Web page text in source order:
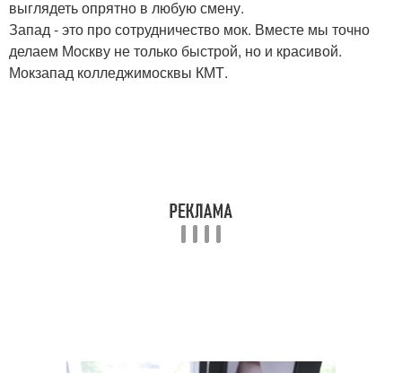
выглядеть опрятно в любую смену.
Запад - это про сотрудничество мок. Вместе мы точно
делаем Москву не только быстрой, но и красивой.
Мокзапад колледжимосквы КМТ.